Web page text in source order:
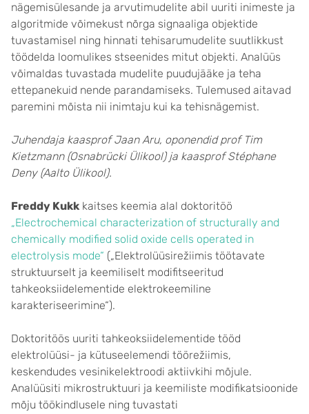
nägemisülesande ja arvutimudelite abil uuriti inimeste ja
algoritmide võimekust nõrga signaaliga objektide
tuvastamisel ning hinnati tehisarumudelite suutlikkust
töödelda loomulikes stseenides mitut objekti. Analüüs
võimaldas tuvastada mudelite puudujääke ja teha
ettepanekuid nende parandamiseks. Tulemused aitavad
paremini mõista nii inimtaju kui ka tehisnägemist.
Juhendaja kaasprof Jaan Aru, oponendid prof Tim
Kietzmann (Osnabrücki Ülikool) ja kaasprof Stéphane
Deny (Aalto Ülikool).
Freddy Kukk kaitses keemia alal doktoritöö
„Electrochemical characterization of structurally and
chemically modified solid oxide cells operated in
electrolysis mode“ („Elektrolüüsirežiimis töötavate
struktuurselt ja keemiliselt modifitseeritud
tahkeoksiidelementide elektrokeemiline
karakteriseerimine“).
Doktoritöös uuriti tahkeoksiidelementide tööd
elektrolüüsi- ja kütuseelemendi töörežiimis,
keskendudes vesinikelektroodi aktiivkihi mõjule.
Analüüsiti mikrostruktuuri ja keemiliste modifikatsioonide
mõju töökindlusele ning tuvastati